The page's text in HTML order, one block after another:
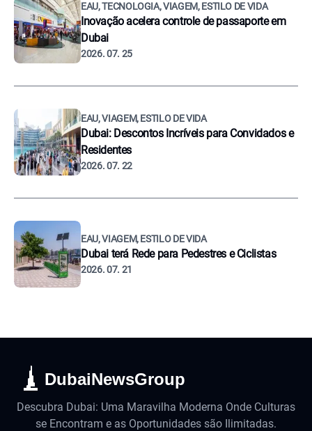
EAU, TECNOLOGIA, VIAGEM, ESTILO DE VIDA
Inovação acelera controle de passaporte em
Dubai
2026. 07. 25
EAU, VIAGEM, ESTILO DE VIDA
Dubai: Descontos Incríveis para Convidados e
Residentes
2026. 07. 22
EAU, VIAGEM, ESTILO DE VIDA
Dubai terá Rede para Pedestres e Ciclistas
2026. 07. 21
DubaiNewsGroup
Descubra Dubai: Uma Maravilha Moderna Onde Culturas
se Encontram e as Oportunidades são Ilimitadas.